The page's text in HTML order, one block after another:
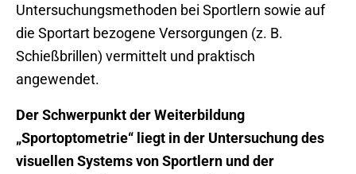
Untersuchungsmethoden bei Sportlern sowie auf
die Sportart bezogene Versorgungen (z. B.
Schießbrillen) vermittelt und praktisch
angewendet.
Der Schwerpunkt der Weiterbildung
„Sportoptometrie“ liegt in der Untersuchung des
visuellen Systems von Sportlern und der